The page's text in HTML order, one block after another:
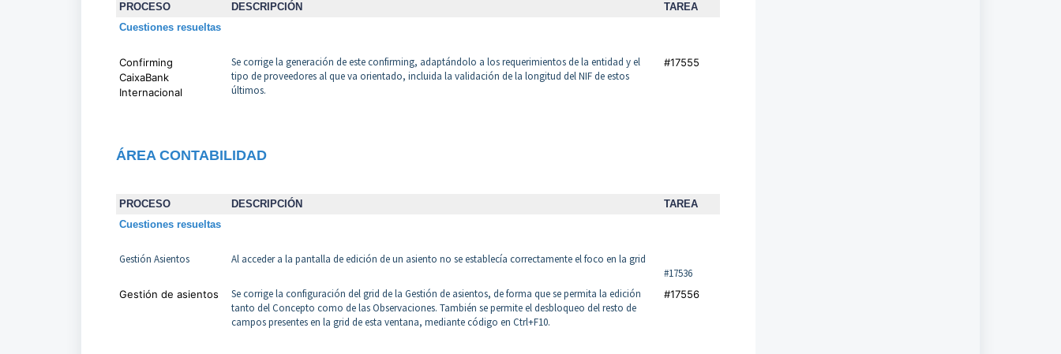
PROCESO DESCRIPCIÓN
TAREA
Cuestiones resueltas
Confirming
CaixaBank
Internacional
Se corrige la generación de este confirming, adaptándolo a los requerimientos de la entidad y el
tipo de proveedores al que va orientado, incluida la validación de la longitud del NIF de estos
últimos.
#17555
ÁREA CONTABILIDAD
PROCESO DESCRIPCIÓN
TAREA
Cuestiones resueltas
Gestión Asientos
Al acceder a la pantalla de edición de un asiento no se establecía correctamente el foco en la grid
#17536
Gestión de asientos
Se corrige la configuración del grid de la Gestión de asientos, de forma que se permita la edición
tanto del Concepto como de las Observaciones. También se permite el desbloqueo del resto de
campos presentes en la grid de esta ventana, mediante código en Ctrl+F10.
#17556